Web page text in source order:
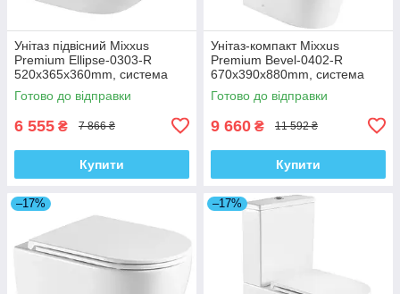
Унітаз підвісний Mixxus
Premium Ellipse-0303-R
520x365x360mm, система
змиву Rimless (MP6463)
Готово до відправки
6 555 ₴ 7 866 ₴
Купити
Унітаз-компакт Mixxus
Premium Bevel-0402-R
670x390x880mm, система
змиву RIMLESS (MP6474)
Готово до відправки
9 660 ₴ 11 592 ₴
Купити
–17% –17%